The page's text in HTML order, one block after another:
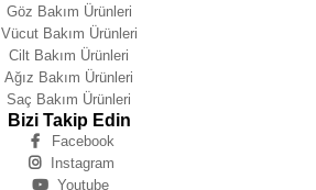
Göz Bakım Ürünleri
Vücut Bakım Ürünleri
Cilt Bakım Ürünleri
Ağız Bakım Ürünleri
Saç Bakım Ürünleri
Bizi Takip Edin
Facebook
Instagram
Youtube